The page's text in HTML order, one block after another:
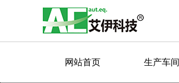
网站首页 生产车间